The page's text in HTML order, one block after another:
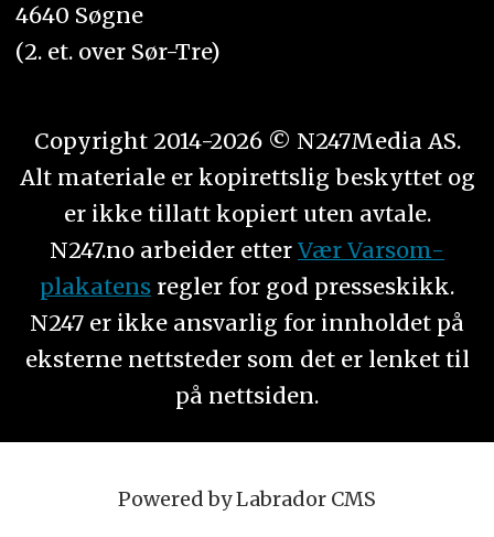
4640 Søgne
(2. et. over Sør-Tre)
Copyright 2014-2026 © N247Media AS.
Alt materiale er kopirettslig beskyttet og
er ikke tillatt kopiert uten avtale.
N247.no arbeider etter Vær Varsom-
plakatens regler for god presseskikk.
N247 er ikke ansvarlig for innholdet på
eksterne nettsteder som det er lenket til
på nettsiden.
Powered by Labrador CMS